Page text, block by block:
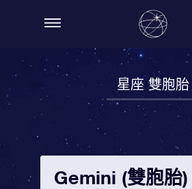
星座 雙胞胎
Gemini (雙胞胎)